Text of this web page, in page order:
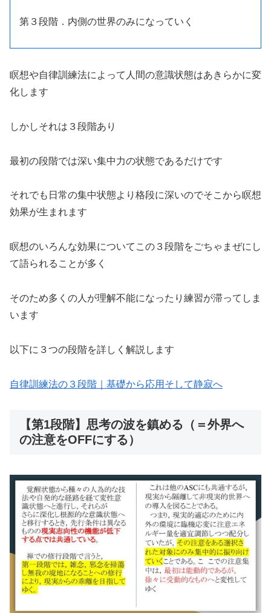
第３段階．内側の世界のみになっていく
瞑想や自律訓練法によって人間の意識状態はあきらかに変
化します
しかしそれは３段階あり
最初の段階では深い集中力の状態であるだけです
それでも日常の集中状態より格段に深いのでそこから瞑想
効果が生まれます
瞑想のいろんな効果についてこの３段階をごちゃまぜにし
て語られることが多く
そのため多くの人が理解不能になったり練習が滞ってしま
います
以下に３つの段階を詳しく解説します
自律訓練法の３段階｜基礎から応用そして静寂へ
【第1段階】思考の波を鎮める（＝外界へ
の注意をOFFにする）